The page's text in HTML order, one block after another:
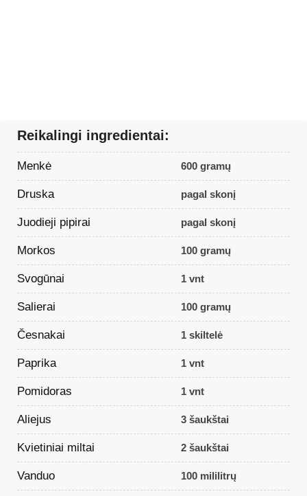
Reikalingi ingredientai:
Menkė 600 gramų
Druska pagal skonį
Juodieji pipirai pagal skonį
Morkos 100 gramų
Svogūnai 1 vnt
Salierai 100 gramų
Česnakai 1 skiltelė
Paprika 1 vnt
Pomidoras 1 vnt
Aliejus 3 šaukštai
Kvietiniai miltai 2 šaukštai
Vanduo 100 mililitrų